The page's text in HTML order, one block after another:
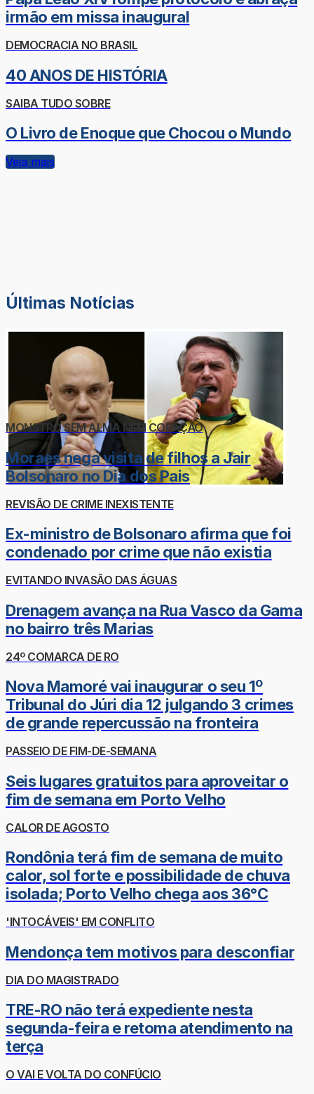
irmão em missa inaugural
DEMOCRACIA NO BRASIL
40 ANOS DE HISTÓRIA
SAIBA TUDO SOBRE
O Livro de Enoque que Chocou o Mundo
Veja mais
Últimas Notícias
MONSTRO SEM ALMA NEM CORAÇÃO
Moraes nega visita de filhos a Jair
Bolsonaro no Dia dos Pais
REVISÃO DE CRIME INEXISTENTE
Ex-ministro de Bolsonaro afirma que foi
condenado por crime que não existia
EVITANDO INVASÃO DAS ÁGUAS
Drenagem avança na Rua Vasco da Gama
no bairro três Marias
24º COMARCA DE RO
Nova Mamoré vai inaugurar o seu 1º
Tribunal do Júri dia 12 julgando 3 crimes
de grande repercussão na fronteira
PASSEIO DE FIM-DE-SEMANA
Seis lugares gratuitos para aproveitar o
fim de semana em Porto Velho
CALOR DE AGOSTO
Rondônia terá fim de semana de muito
calor, sol forte e possibilidade de chuva
isolada; Porto Velho chega aos 36°C
'INTOCÁVEIS' EM CONFLITO
Mendonça tem motivos para desconfiar
DIA DO MAGISTRADO
TRE-RO não terá expediente nesta
segunda-feira e retoma atendimento na
terça
O VAI E VOLTA DO CONFÚCIO